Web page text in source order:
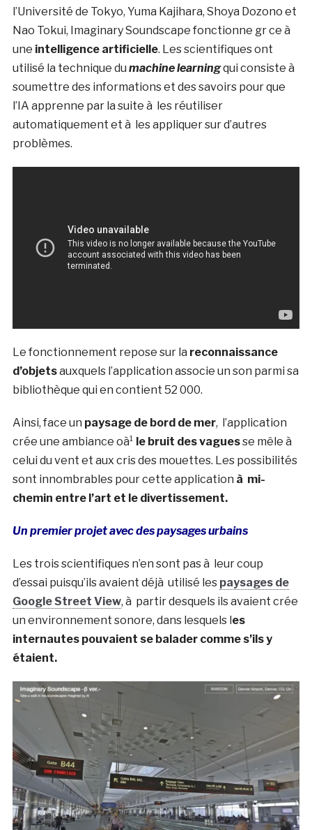
l’Université de Tokyo, Yuma Kajihara, Shoya Dozono et
Nao Tokui, Imaginary Soundscape fonctionne gr ce à
une intelligence artificielle. Les scientifiques ont
utilisé la technique du machine learningqui consiste à
soumettre des informations et des savoirs pour que
l’IA apprenne par la suite à les réutiliser
automatiquement et à les appliquer sur d’autres
problèmes.
Le fonctionnement repose sur la reconnaissance
d’objetsauxquels l’application associe un son parmi sa
bibliothèque qui en contient 52 000.
Ainsi, face un paysage de bord de mer, l’application
crée une ambiance oà¹ le bruit des vaguesse mêle à
celui du vent et aux cris des mouettes. Les possibilités
sont innombrables pour cette application à mi-
chemin entre l’art et le divertissement.
Un premier projet avec des paysages urbains
Les trois scientifiques n’en sont pas à leur coup
d’essai puisqu’ils avaient déjà utilisé les paysages de
Google Street View, à partir desquels ils avaient crée
un environnement sonore, dans lesquels les
internautes pouvaient se balader comme s’ils y
étaient.